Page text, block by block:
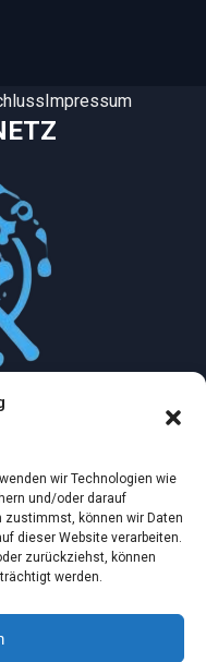
wir Technologien wie
und/oder darauf
zustimmst, können wir Daten
dieser Website verarbeiten.
zurückziehst, können
werden.
Impressum
in der Welt der
wilden Strand